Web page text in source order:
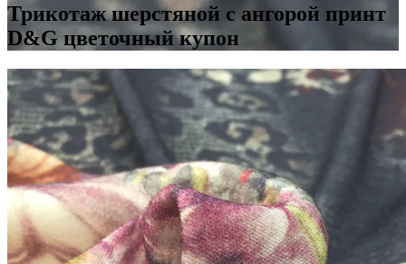
Трикотаж шерстяной с ангорой принт
D&G цветочный купон